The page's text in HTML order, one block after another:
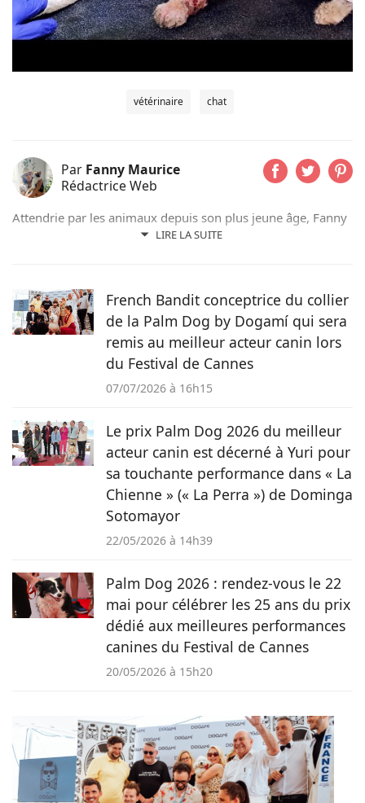
vétérinaire chat
Par Fanny Maurice
Rédactrice Web
LIRE LA SUITE
Attendrie par les animaux depuis son plus jeune âge, Fanny
n’a jamais vécu sans eux et partage actuellement son
choisi de se former au sein du magazine Pets Dating pour
intégrer une communauté qui partage sa passion.
French Bandit conceptrice du collier
de la Palm Dog by Dogamí qui sera
remis au meilleur acteur canin lors
du Festival de Cannes
07/07/2026 à 16h15
Le prix Palm Dog 2026 du meilleur
acteur canin est décerné à Yuri pour
sa touchante performance dans « La
Chienne » (« La Perra ») de Dominga
Sotomayor
22/05/2026 à 14h39
Palm Dog 2026 : rendez-vous le 22
mai pour célébrer les 25 ans du prix
dédié aux meilleures performances
canines du Festival de Cannes
20/05/2026 à 15h20